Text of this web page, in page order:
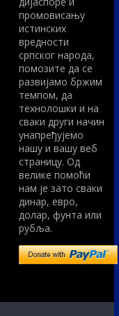
промовисању
истинских
вредности
српског народа,
помозите да се
развијамо бржим
темпом, да
технолошки и на
сваки други начин
унапређујемо
нашу и вашу веб
страницу. Од
велике помоћи
нам је зато сваки
динар, евро,
долар, фунта или
рубља.